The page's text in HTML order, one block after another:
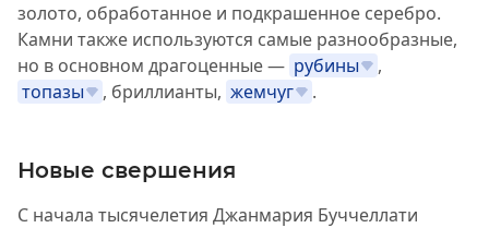
золото, обработанное и подкрашенное серебро.
Камни также используются самые разнообразные,
но в основном драгоценные — рубины
,
топазы
, бриллианты, жемчуг .
Новые свершения
С начала тысячелетия Джанмария Буччеллати